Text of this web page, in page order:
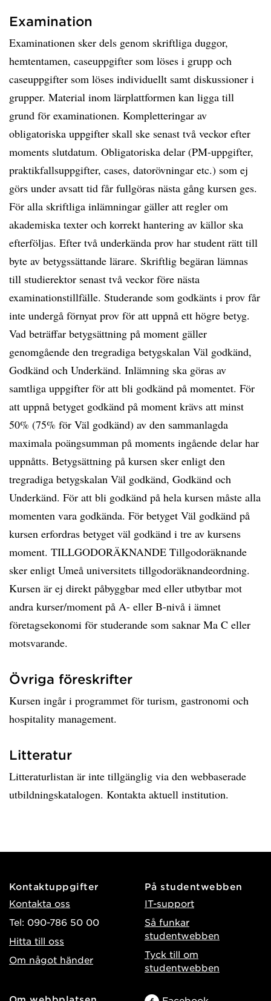
Examination
Examinationen sker dels genom skriftliga duggor,
hemtentamen, caseuppgifter som löses i grupp och
caseuppgifter som löses individuellt samt diskussioner i
grupper. Material inom lärplattformen kan ligga till
grund för examinationen. Kompletteringar av
obligatoriska uppgifter skall ske senast två veckor efter
moments slutdatum. Obligatoriska delar (PM-uppgifter,
praktikfallsuppgifter, cases, datorövningar etc.) som ej
görs under avsatt tid får fullgöras nästa gång kursen ges.
För alla skriftliga inlämningar gäller att regler om
akademiska texter och korrekt hantering av källor ska
efterföljas. Efter två underkända prov har student rätt till
byte av betygssättande lärare. Skriftlig begäran lämnas
till studierektor senast två veckor före nästa
examinationstillfälle. Studerande som godkänts i prov får
inte undergå förnyat prov för att uppnå ett högre betyg.
Vad beträffar betygsättning på moment gäller
genomgående den tregradiga betygskalan Väl godkänd,
Godkänd och Underkänd. Inlämning ska göras av
samtliga uppgifter för att bli godkänd på momentet. För
att uppnå betyget godkänd på moment krävs att minst
50% (75% för Väl godkänd) av den sammanlagda
maximala poängsumman på moments ingående delar har
uppnåtts. Betygsättning på kursen sker enligt den
tregradiga betygskalan Väl godkänd, Godkänd och
Underkänd. För att bli godkänd på hela kursen måste alla
momenten vara godkända. För betyget Väl godkänd på
kursen erfordras betyget väl godkänd i tre av kursens
moment. TILLGODORÄKNANDE Tillgodoräknande
sker enligt Umeå universitets tillgodoräknandeordning.
Kursen är ej direkt påbyggbar med eller utbytbar mot
andra kurser/moment på A- eller B-nivå i ämnet
företagsekonomi för studerande som saknar Ma C eller
motsvarande.
Övriga föreskrifter
Kursen ingår i programmet för turism, gastronomi och
hospitality management.
Litteratur
Litteraturlistan är inte tillgänglig via den webbaserade
utbildningskatalogen. Kontakta aktuell institution.
Kontaktuppgifter
Kontakta oss
Tel: 090-786 50 00
Hitta till oss
Om något händer
På studentwebben
IT-support
Så funkar
studentwebben
Tyck till om
studentwebben